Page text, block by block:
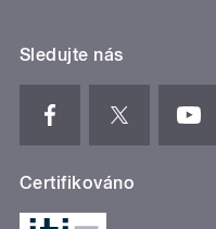
Sledujte nás
Certifikováno